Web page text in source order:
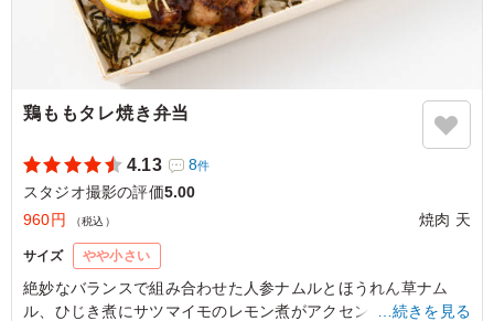
鶏ももタレ焼き弁当
4.13 8件
スタジオ撮影の評価5.00
960円
（税込） 焼肉 天
サイズ やや小さい
絶妙なバランスで組み合わせた人参ナムルとほうれん草ナム
ル、ひじき煮にサツマイモのレモン煮がアクセント。しかし、
…続きを見る